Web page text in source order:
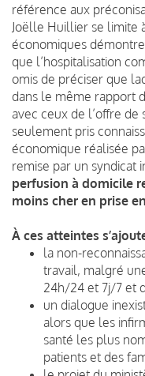
référence aux
Joëlle Huillier se limite
économiques
que l’hospitalisation
omis de préciser que
dans le même rapport
avec ceux de l’offre de
seulement pris
économique réalisée
remise par un syndicat
perfusion à domicile
moins cher en prise
À ces atteintes
la non-
travail, malgré
24h/24 et 7j/7 et
un dialogue
alors que les
santé les plus
patients et des